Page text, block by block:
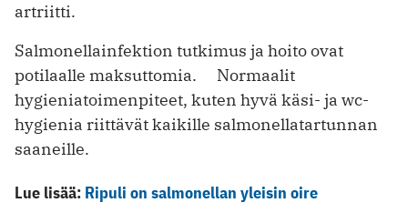
artriitti.
Salmonellainfektion tutkimus ja hoito ovat
potilaalle maksuttomia. Normaalit
hygieniatoimenpiteet, kuten hyvä käsi- ja wc-
hygienia riittävät kaikille salmonellatartunnan
saaneille.
Lue lisää: Ripuli on salmonellan yleisin oire